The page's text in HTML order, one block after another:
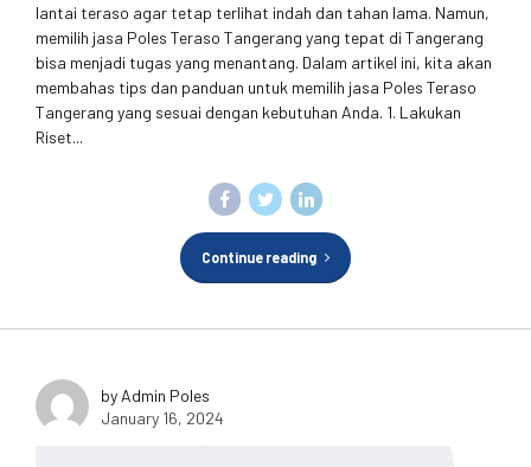
lantai teraso agar tetap terlihat indah dan tahan lama. Namun,
memilih jasa Poles Teraso Tangerang yang tepat di Tangerang
bisa menjadi tugas yang menantang. Dalam artikel ini, kita akan
membahas tips dan panduan untuk memilih jasa Poles Teraso
Tangerang yang sesuai dengan kebutuhan Anda. 1. Lakukan
Riset...
Continue reading
by Admin Poles
January 16, 2024